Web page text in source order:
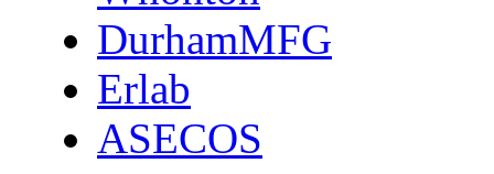
DurhamMFG
Erlab
ASECOS